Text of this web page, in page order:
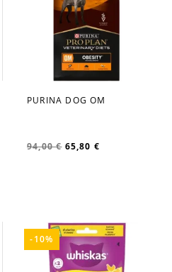
favorite_border
PURINA DOG OM
94,00 € 65,80 €
-10%